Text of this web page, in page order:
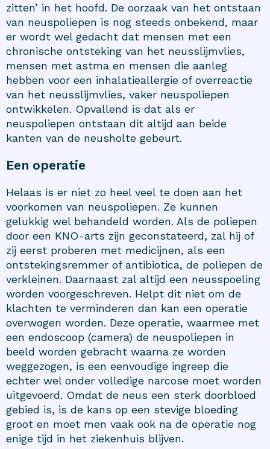
zitten’ in het hoofd. De oorzaak van het ontstaan
van neuspoliepen is nog steeds onbekend, maar
er wordt wel gedacht dat mensen met een
chronische ontsteking van het neusslijmvlies,
mensen met astma en mensen die aanleg
hebben voor een inhalatieallergie of overreactie
van het neusslijmvlies, vaker neuspoliepen
ontwikkelen. Opvallend is dat als er
neuspoliepen ontstaan dit altijd aan beide
kanten van de neusholte gebeurt.
Een operatie
Helaas is er niet zo heel veel te doen aan het
voorkomen van neuspoliepen. Ze kunnen
gelukkig wel behandeld worden. Als de poliepen
door een KNO-arts zijn geconstateerd, zal hij of
zij eerst proberen met medicijnen, als een
ontstekingsremmer of antibiotica, de poliepen de
verkleinen. Daarnaast zal altijd een neusspoeling
worden voorgeschreven. Helpt dit niet om de
klachten te verminderen dan kan een operatie
overwogen worden. Deze operatie, waarmee met
een endoscoop (camera) de neuspoliepen in
beeld worden gebracht waarna ze worden
weggezogen, is een eenvoudige ingreep die
echter wel onder volledige narcose moet worden
uitgevoerd. Omdat de neus een sterk doorbloed
gebied is, is de kans op een stevige bloeding
groot en moet men vaak ook na de operatie nog
enige tijd in het ziekenhuis blijven.